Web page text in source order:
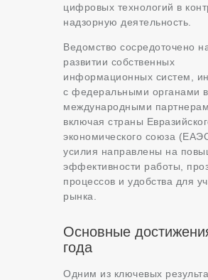
цифровых технологий в
надзорную деятельность.
Ведомство сосредоточено
развитии собственных
информационных систем,
с федеральными органами
международными
включая страны
экономического союза
усилия направлены на
эффективности работы,
процессов и удобства для
рынка.
Основные
года
Одним из ключевых